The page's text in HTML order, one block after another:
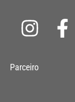
I
s
F
a
Parceiro